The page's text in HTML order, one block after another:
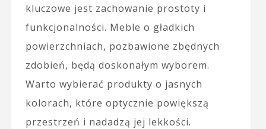
kluczowe jest zachowanie prostoty i
funkcjonalności. Meble o gładkich
powierzchniach, pozbawione zbędnych
zdobień, będą doskonałym wyborem.
Warto wybierać produkty o jasnych
kolorach, które optycznie powiększą
przestrzeń i nadadzą jej lekkości.